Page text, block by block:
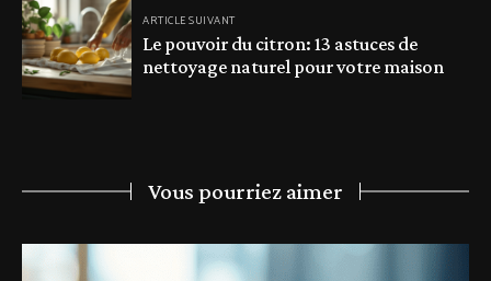
ARTICLE SUIVANT
Le pouvoir du citron: 13 astuces de
nettoyage naturel pour votre maison
Vous pourriez aimer